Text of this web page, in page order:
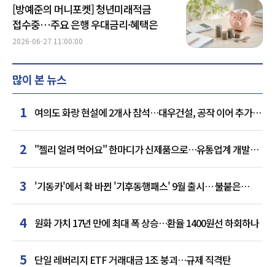
[방예준의 머니포켓] 청년미래적금
접수중…주요 은행 우대금리·혜택은
2026-06-27 11:00:00
많이 본 뉴스
1 여의도 화랑 현설에 2개사 참석…대우건설, 공작 이어 추가
거점 확보하나
2 "젤리 얼려 먹어요" 한마디가 신제품으로…유통업계 개발실
된 SNS
3
'기동카'에서 확 바뀐 '기후동행패스' 9월 출시… 불붙은
카드사 경쟁
4 원화 가치 17년 만에 최대 폭 상승…환율 1400원선 하회하나
5 단일 레버리지 ETF 거래대금 1조 붕괴…규제 직격탄